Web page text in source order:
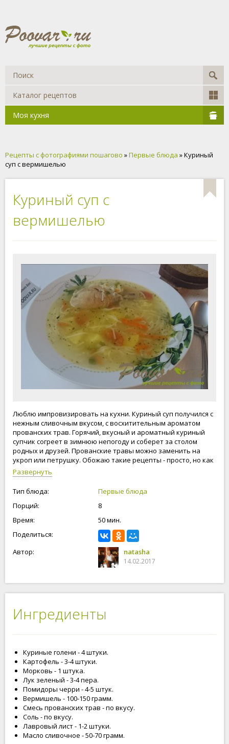
Каталог рецептов
Моя кухня
Рецепты с фотографиями пошагово »Первые блюда » Куриный
суп с вермишелью
Куриный суп с
вермишелью
Люблю импровизировать на кухни. Куриный суп получился с
нежным сливочным вкусом, с восхитительным ароматом
прованских трав. Горячий, вкусный и ароматный куриный
супчик согреет в зимнюю непогоду и соберет за столом
родных и друзей. Прованские травы можно заменить на
укроп или петрушку. Обожаю такие рецепты - просто, но как
вкусно. Готовьте с нами, будьте счастливы и любимы!
Развернуть
Тип блюда:
Первые блюда
Порций:
8
Время:
50 мин.
Поделиться:
Автор:
natasha
14.02.2017
Ингредиенты
Куриные голени - 4 штуки.
Картофель - 3-4 штуки.
Морковь - 1 штука.
Лук зеленый - 3-4 пера.
Помидоры черри - 4-5 штук.
Вермишель - 100-150 грамм.
Смесь прованских трав - по вкусу.
Соль - по вкусу.
Лавровый лист - 1-2 штуки.
Масло сливочное - 50-70 грамм.